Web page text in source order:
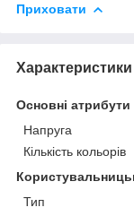
Приховати
Характеристики
Основні атрибути
Напруга
Кількість кольорів
Тип